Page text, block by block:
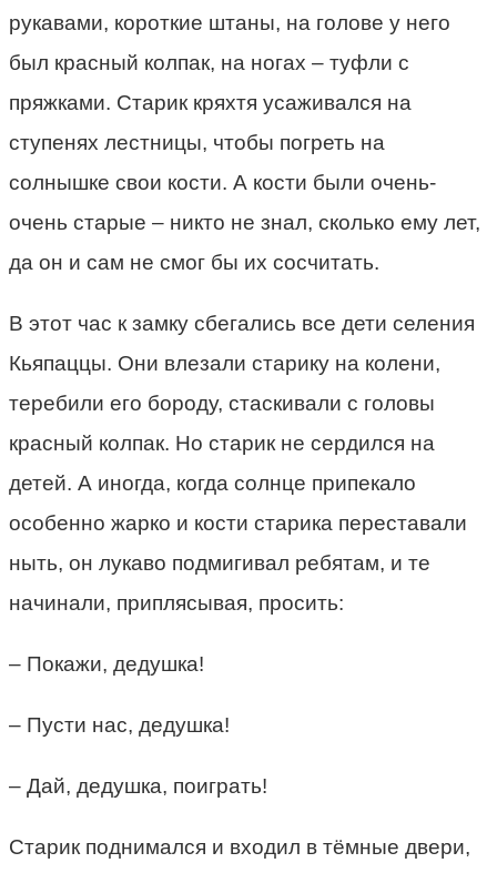
рукавами, короткие штаны, на голове у него
был красный колпак, на ногах – туфли с
пряжками. Старик кряхтя усаживался на
ступенях лестницы, чтобы погреть на
солнышке свои кости. А кости были очень-
очень старые – никто не знал, сколько ему лет,
да он и сам не смог бы их сосчитать.
В этот час к замку сбегались все дети селения
Кьяпаццы. Они влезали старику на колени,
теребили его бороду, стаскивали с головы
красный колпак. Но старик не сердился на
детей. А иногда, когда солнце припекало
особенно жарко и кости старика переставали
ныть, он лукаво подмигивал ребятам, и те
начинали, приплясывая, просить:
– Покажи, дедушка!
– Пусти нас, дедушка!
– Дай, дедушка, поиграть!
Старик поднимался и входил в тёмные двери,